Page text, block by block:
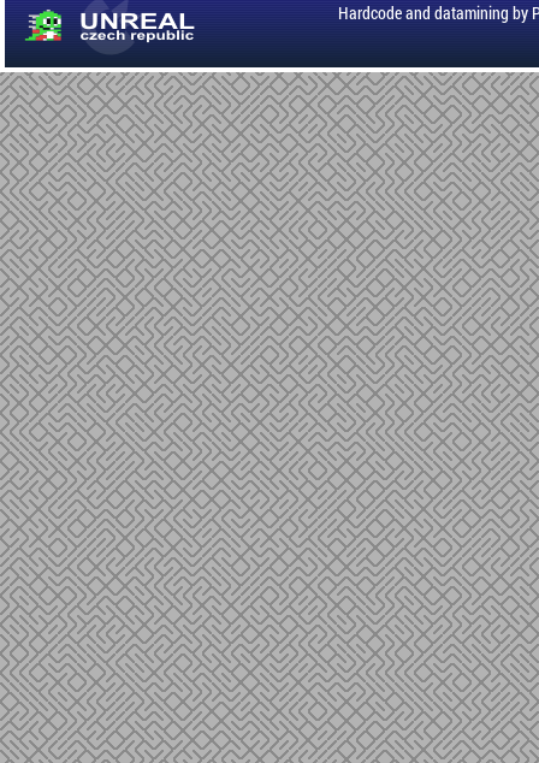
Hardcode and datamining by